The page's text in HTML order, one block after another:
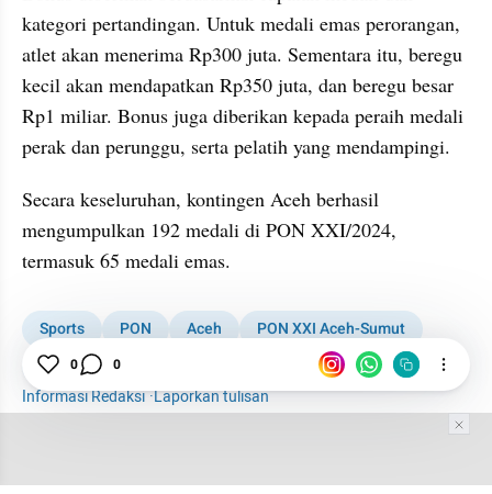
kategori pertandingan. Untuk medali emas perorangan,
atlet akan menerima Rp300 juta. Sementara itu, beregu
kecil akan mendapatkan Rp350 juta, dan beregu besar
Rp1 miliar. Bonus juga diberikan kepada peraih medali
perak dan perunggu, serta pelatih yang mendampingi.
Secara keseluruhan, kontingen Aceh berhasil
mengumpulkan 192 medali di PON XXI/2024,
termasuk 65 medali emas.
Sports PON Aceh
PON XXI Aceh-Sumut
Atlet
Bonus PON Tak Cair
Informasi Redaksi·Laporkan tulisan
0 0